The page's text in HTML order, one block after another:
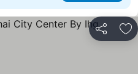
分享 放